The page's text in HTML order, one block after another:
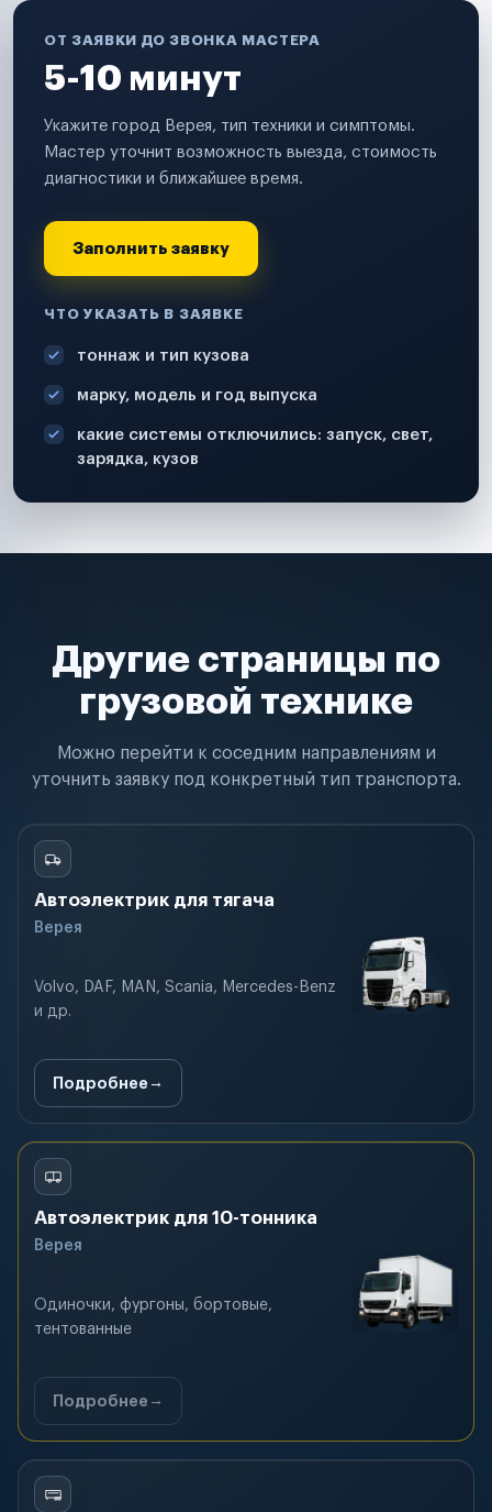
ОТ ЗАЯВКИ ДО ЗВОНКА МАСТЕРА
5-10 минут
Укажите город Верея, тип техники и симптомы.
Мастер уточнит возможность выезда, стоимость
диагностики и ближайшее время.
Заполнить заявку
ЧТО УКАЗАТЬ В ЗАЯВКЕ
тоннаж и тип кузова
марку, модель и год выпуска
какие системы отключились: запуск, свет,
зарядка, кузов
Другие страницы по
грузовой технике
Можно перейти к соседним направлениям и
уточнить заявку под конкретный тип транспорта.
Автоэлектрик для тягача
Верея
Volvo, DAF, MAN, Scania, Mercedes-Benz
и др.
Подробнее
Автоэлектрик для 10-тонника
Верея
Одиночки, фургоны, бортовые,
тентованные
Подробнее